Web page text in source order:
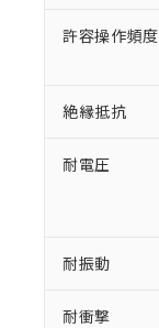
許容操作頻度
絶縁抵抗
耐電圧
耐振動
耐衝撃